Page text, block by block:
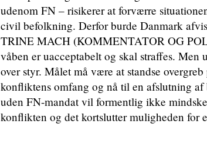
udenom FN – risikerer at forværre
civil befolkning. Derfor burde Danmark
TRINE MACH (KOMMENTATOR OG
våben er uacceptabelt og skal straffes. Men
over styr. Målet må være at standse
konfliktens omfang og nå til en afslutning
uden FN-mandat vil formentlig ikke
konflikten og det kortslutter muligheden for